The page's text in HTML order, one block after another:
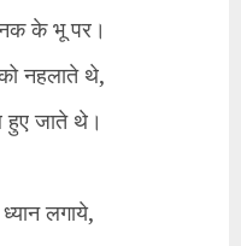
के भू पर।
नहलाते थे,
जाते थे।
लगाये,